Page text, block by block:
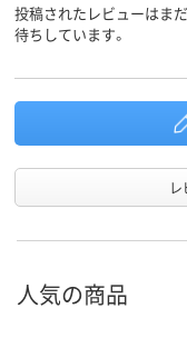
投稿されたレビューはま
待ちしています。
人気の商品